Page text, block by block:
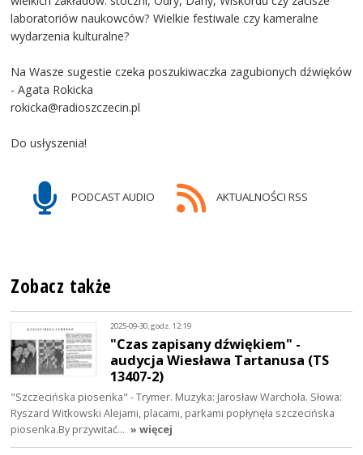
laboratoriów naukowców? Wielkie festiwale czy kameralne
wydarzenia kulturalne?
Na Wasze sugestie czeka poszukiwaczka zagubionych dźwięków
- Agata Rokicka
rokicka@radioszczecin.pl
Do usłyszenia!
PODCAST AUDIO AKTUALNOŚCI RSS
Zobacz także
2025-09-30, godz. 12:19
"Czas zapisany dźwiękiem" -
audycja Wiesława Tartanusa (TS
13407-2)
"Szczecińska piosenka" - Trymer. Muzyka: Jarosław Warchoła. Słowa:
Ryszard Witkowski Alejami, placami, parkami popłynęła szczecińska
piosenka.By przywitać… » więcej